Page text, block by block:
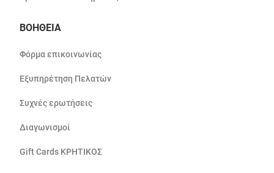
ΒΟΗΘΕΙΑ
Φόρμα επικοινωνίας
Εξυπηρέτηση Πελατών
Συχνές ερωτήσεις
Διαγωνισμοί
Gift Cards ΚΡΗΤΙΚΟΣ